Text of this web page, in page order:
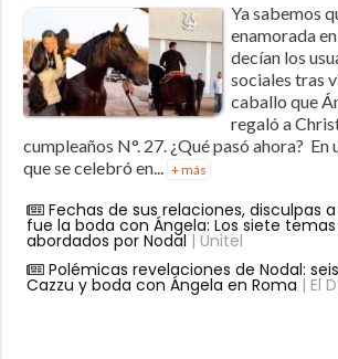
Ya sabemos
enamorada
decían los
sociales tras
caballo que
regaló a
cumpleaños N°. 27. ¿Qué pasó ahora?
que se celebró en... + más
Fechas de sus relaciones, disculpas
fue la boda con Ángela: Los siete
abordados por Nodal | Unitel
Polémicas revelaciones de Nodal:
Cazzu y boda con Ángela en Roma | El